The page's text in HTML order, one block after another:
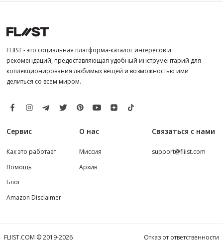
FLIIST - это социальная платформа-каталог интересов и
рекомендаций, предоставляющая удобный инструментарий для
коллекционирования любимых вещей и возможностью ими
делиться со всем миром.
Сервис
Как это работает
Помощь
Блог
Amazon Disclaimer
О нас
Миссия
Архив
Связаться с нами
support@fliist.com
FLIIST.COM © 2019-2026 Отказ от ответственности